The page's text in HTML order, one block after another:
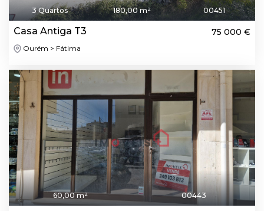
3 Quartos 180,00 m² 00451
Casa Antiga T3 75 000 €
Ourém > Fátima
60,00 m² 00443